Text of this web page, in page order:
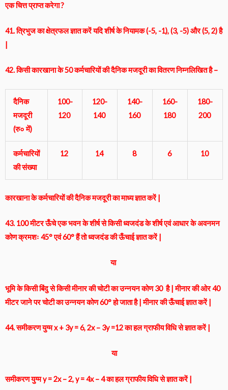
एक चित्त प्राप्त करेगा ?
41. त्रिभुज का क्षेत्रफल ज्ञात करें यदि शीर्ष के नियामक (-5, -1), (3, -5) और (5, 2) है
42. किसी कारखाना के 50 कर्मचारियों की दैनिक मजदूरी का वितरण निम्नलिखित है –
दैनिक
मजदूरी
(रु० में)
100-
120
120-
140
140-
160
160-
180
180-
200
कर्मचारियों
की संख्या
12 14 8 6 10
कारखाना के कर्मचारियों की दैनिक मजदूरी का माध्य ज्ञात करें |
43. 100 मीटर ऊँचे एक भवन के शीर्ष से किसी ध्वजदंड के शीर्ष एवं आधार के अवनमन
कोण क्रमशः 45° एवं 60° हैं तो ध्वजदंड की ऊँचाई ज्ञात करें |
या
भूमि के किसी बिंदु से किसी मीनार की चोटी का उन्नयन कोण 30 है | मीनार की ओर 40
मीटर जाने पर चोटी का उन्नयन कोण 60° हो जाता है | मीनार की ऊँचाई ज्ञात करें |
44. समीकरण युग्म x + 3y = 6, 2x – 3y =12 का हल ग्राफीय विधि से ज्ञात करें |
या
समीकरण युग्म y = 2x – 2, y = 4x – 4 का हल ग्राफीय विधि से ज्ञात करें |